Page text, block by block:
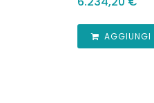
AGGIUNGI